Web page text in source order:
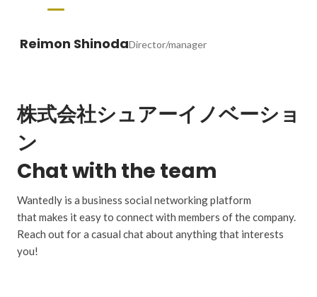
Reimon ShinodaDirector/manager
株式会社シュアーイノベーショ
ン
Chat with the team
Wantedly is a business social networking platform
that makes it easy to connect with members of the company.
Reach out for a casual chat about anything that interests
you!